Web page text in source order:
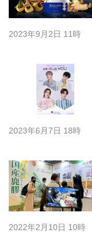
2023年9月2日 11時
2023年6月7日 18時
2022年2月10日 10時